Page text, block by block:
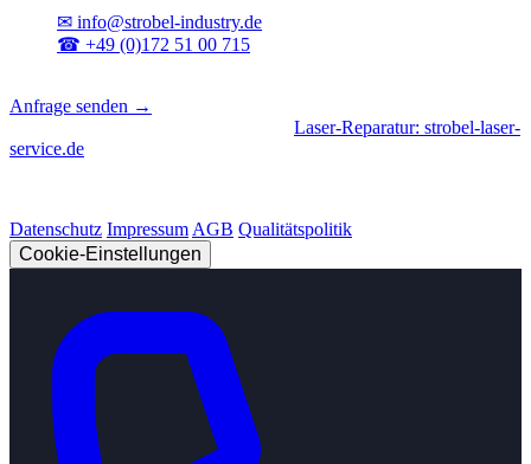
✉ info@strobel-industry.de
☎ +49 (0)172 51 00 715
Anfrage senden →
Laser-Reparatur: strobel-laser-
service.de
Datenschutz ImpressumAGB Qualitätspolitik
Cookie-Einstellungen